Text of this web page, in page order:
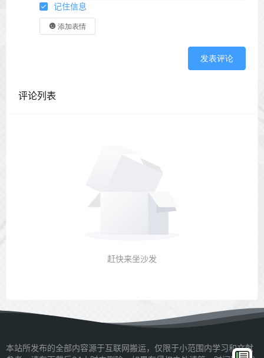
记住信息
添加表情
发表评论
评论列表
赶快来坐沙发
本站所发布的全部内容源于互联网搬运，仅限于小范围内学习和文献